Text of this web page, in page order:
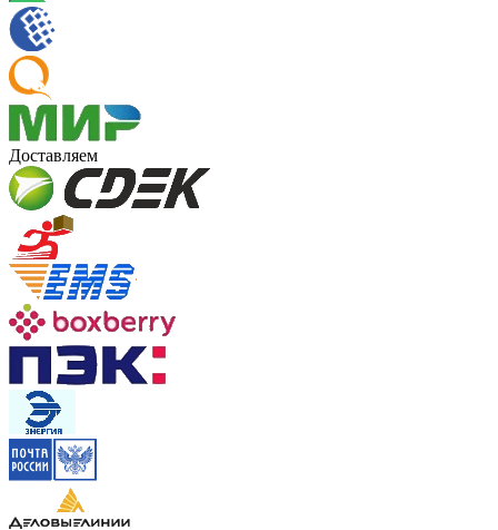
Доставляем